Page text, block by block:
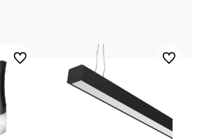
Do ulubionych Do